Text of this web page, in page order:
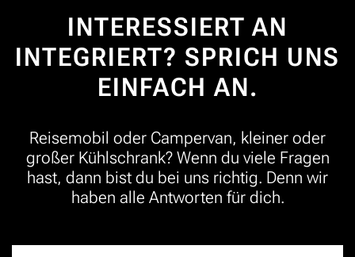
INTERESSIERT AN
INTEGRIERT? SPRICH UNS
EINFACH AN.
Reisemobil oder Campervan, kleiner oder
großer Kühlschrank? Wenn du viele Fragen
hast, dann bist du bei uns richtig. Denn wir
haben alle Antworten für dich.